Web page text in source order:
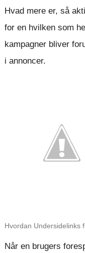
Hvad mere er, så
for en hvilken som
kampagner bliver
i annoncer.
Hvordan Undersidelinks
Når en brugers